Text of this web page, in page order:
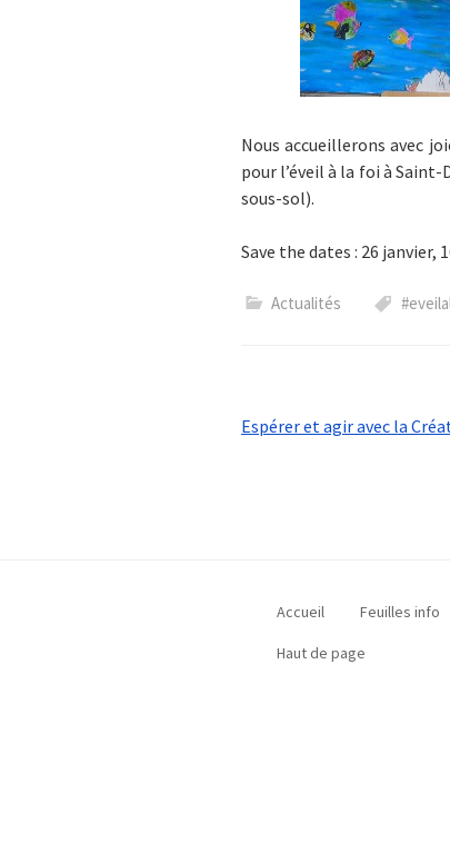
Nous accueillerons avec
pour l’éveil à la foi à
sous-sol).
Save the dates : 26 janvier,
Actualités
Post
Espérer et agir avec la
Accueil Feuilles info
Haut de page